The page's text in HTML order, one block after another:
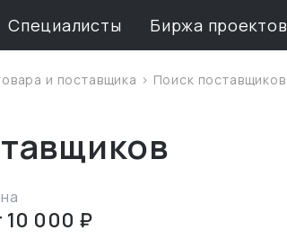
Специалисты Биржа проектов
и поставщика > Поиск поставщиков
10 000 ₽